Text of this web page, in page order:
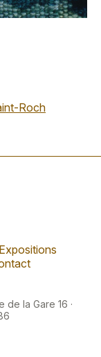
Roch
Expositions
de la Gare 16 ·